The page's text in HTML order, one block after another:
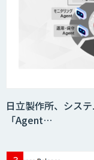
日立製作所、シス
「Agent…